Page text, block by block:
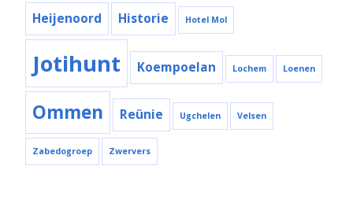
Heijenoord Historie Hotel Mol
Jotihunt Koempoelan Lochem Loenen
Ommen Reünie Ugchelen Velsen
Zabedogroep Zwervers